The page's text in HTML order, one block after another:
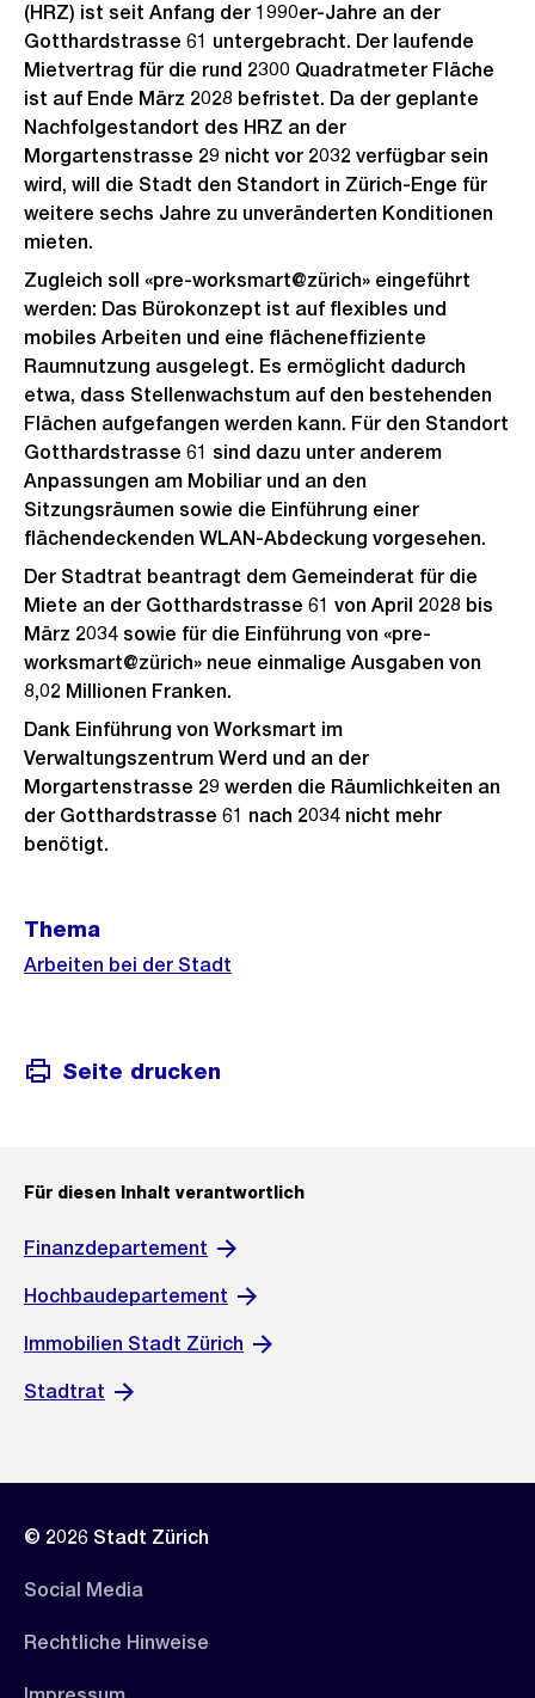
(HRZ) ist seit Anfang der 1990er-Jahre an der
Gotthardstrasse 61 untergebracht. Der laufende
Mietvertrag für die rund 2300 Quadratmeter Fläche
ist auf Ende März 2028 befristet. Da der geplante
Nachfolgestandort des HRZ an der
Morgartenstrasse 29 nicht vor 2032 verfügbar sein
wird, will die Stadt den Standort in Zürich-Enge für
weitere sechs Jahre zu unveränderten Konditionen
mieten.
Zugleich soll «pre-worksmart@zürich» eingeführt
werden: Das Bürokonzept ist auf flexibles und
mobiles Arbeiten und eine flächeneffiziente
Raumnutzung ausgelegt. Es ermöglicht dadurch
etwa, dass Stellenwachstum auf den bestehenden
Flächen aufgefangen werden kann. Für den Standort
Gotthardstrasse 61 sind dazu unter anderem
Anpassungen am Mobiliar und an den
Sitzungsräumen sowie die Einführung einer
flächendeckenden WLAN-Abdeckung vorgesehen.
Der Stadtrat beantragt dem Gemeinderat für die
Miete an der Gotthardstrasse 61 von April 2028 bis
März 2034 sowie für die Einführung von «pre-
worksmart@zürich» neue einmalige Ausgaben von
8,02 Millionen Franken.
Dank Einführung von Worksmart im
Verwaltungszentrum Werd und an der
Morgartenstrasse 29 werden die Räumlichkeiten an
der Gotthardstrasse 61 nach 2034 nicht mehr
benötigt.
Weitere
Informationen
Thema
Arbeiten bei der Stadt
Seite drucken
Für diesen Inhalt verantwortlich
Finanzdepartement
Hochbaudepartement
Immobilien Stadt Zürich
Stadtrat
© 2026 Stadt Zürich
Social Media
Rechtliche Hinweise